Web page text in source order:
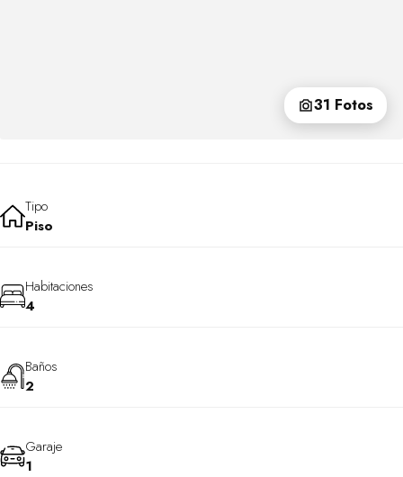
31 Fotos
Tipo
Piso
Habitaciones
4
Baños
2
Garaje
1